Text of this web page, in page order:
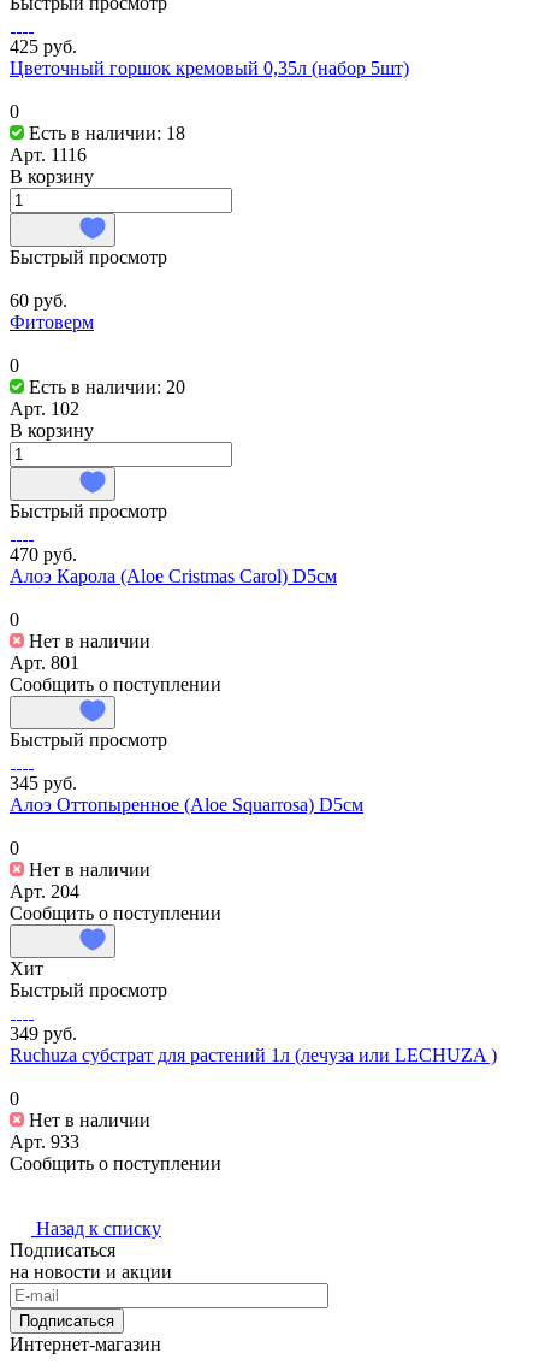
425 руб.
Цветочный горшок кремовый 0,35л (набор 5шт)
0
Есть в наличии: 18
Арт. 1116
В корзину
Быстрый просмотр
60 руб.
Фитоверм
0
Есть в наличии: 20
Арт. 102
В корзину
Быстрый просмотр
470 руб.
Алоэ Карола (Aloe Cristmas Carol) D5см
0
Нет в наличии
Арт. 801
Сообщить о поступлении
Быстрый просмотр
345 руб.
Алоэ Оттопыренное (Aloe Squarrosa) D5см
0
Нет в наличии
Арт. 204
Сообщить о поступлении
Хит
Быстрый просмотр
349 руб.
Ruchuza субстрат для растений 1л (лечуза или LECHUZA )
0
Нет в наличии
Арт. 933
Сообщить о поступлении
Назад к списку
Подписаться
на новости и акции
Подписаться
Интернет-магазин